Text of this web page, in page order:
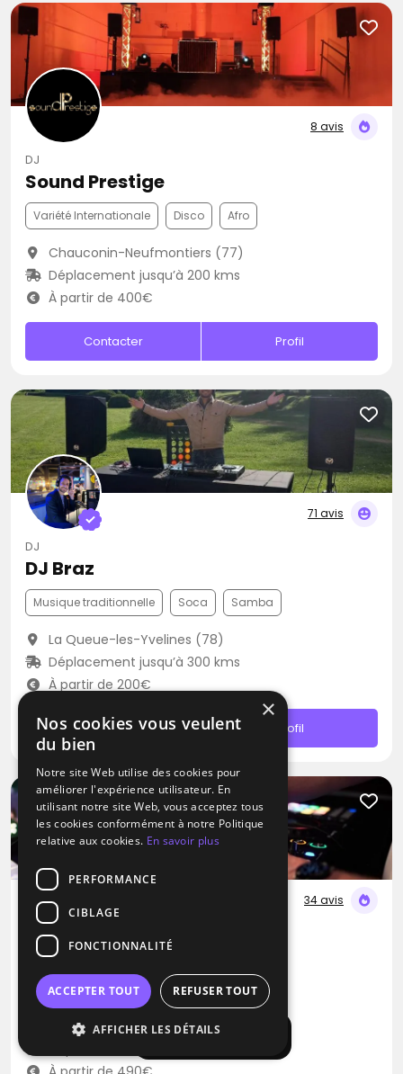
Afficher la carte
8 avis
DJ
Sound Prestige
Variété Internationale Disco Afro
Chauconin-Neufmontiers (77)
Déplacement jusqu’à 200 kms
À partir de 400€
Contacter Profil
71 avis
DJ
DJ Braz
Musique traditionnelle Soca Samba
La Queue-les-Yvelines (78)
Déplacement jusqu’à 300 kms
À partir de 200€
Contacter Profil
34 avis
DJ
Lightmusic
Blues Pop Rap
Le Plessis-Feu-Aussoux (77)
×
Nos cookies vous veulent
du bien
Notre site Web utilise des cookies pour
améliorer l'expérience utilisateur. En
utilisant notre site Web, vous acceptez tous
les cookies conformément à notre Politique
relative aux cookies. En savoir plus
PERFORMANCE
CIBLAGE
FONCTIONNALITÉ
ACCEPTER TOUT REFUSER TOUT
AFFICHER LES DÉTAILS